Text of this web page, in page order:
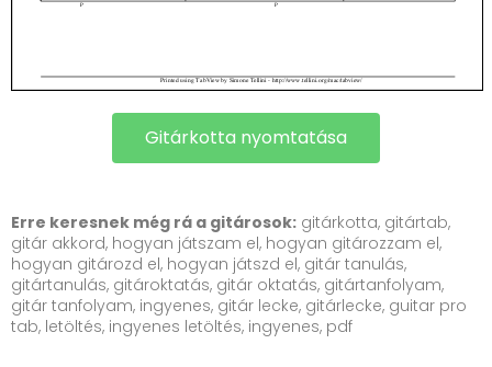
Gitárkotta nyomtatása
Erre keresnek még rá a gitárosok: gitárkotta, gitártab,
gitár akkord, hogyan játszam el, hogyan gitározzam el,
hogyan gitározd el, hogyan játszd el, gitár tanulás,
gitártanulás, gitároktatás, gitár oktatás, gitártanfolyam,
gitár tanfolyam, ingyenes, gitár lecke, gitárlecke, guitar pro
tab, letöltés, ingyenes letöltés, ingyenes, pdf